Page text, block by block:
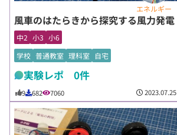
エネルギー
風車のはたらきから探究する風力発電
中2 小3 小6
学校 普通教室 理科室 自宅
実験レポ 0件
9 682 7060 2023.07.25